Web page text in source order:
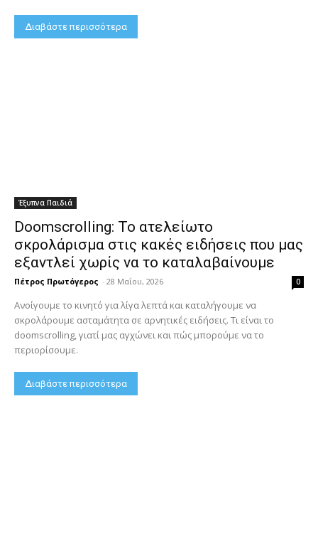
Διαβάστε περισσότερα
Έξυπνα Παιδιά
Doomscrolling: Το ατελείωτο
σκρολάρισμα στις κακές ειδήσεις που μας
εξαντλεί χωρίς να το καταλαβαίνουμε
Πέτρος Πρωτόγερος - 28 Μαΐου, 2026 0
Ανοίγουμε το κινητό για λίγα λεπτά και καταλήγουμε να
σκρολάρουμε ασταμάτητα σε αρνητικές ειδήσεις. Τι είναι το
doomscrolling, γιατί μας αγχώνει και πώς μπορούμε να το
περιορίσουμε.
Διαβάστε περισσότερα